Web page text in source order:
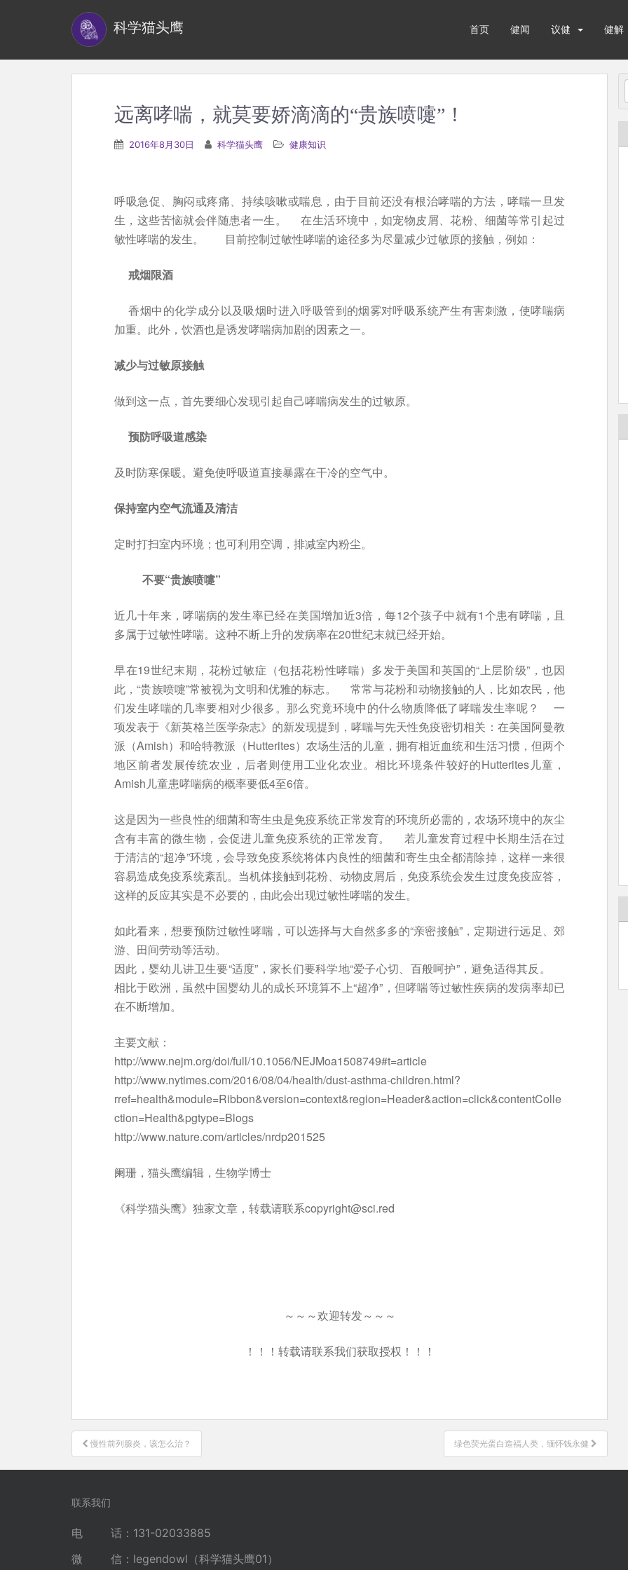
科学猫头鹰 首页 健闻 议健 健解
远离哮喘，就莫要娇滴滴的“贵族喷嚏”！
2016年8月30日 科学猫头鹰 健康知识
呼吸急促、胸闷或疼痛、持续咳嗽或喘息，由于目前还没有根治哮喘的方法，哮喘一旦发
生，这些苦恼就会伴随患者一生。 在生活环境中，如宠物皮屑、花粉、细菌等常引起过
敏性哮喘的发生。 目前控制过敏性哮喘的途径多为尽量减少过敏原的接触，例如：
戒烟限酒
香烟中的化学成分以及吸烟时进入呼吸管到的烟雾对呼吸系统产生有害刺激，使哮喘病
加重。此外，饮酒也是诱发哮喘病加剧的因素之一。
减少与过敏原接触
做到这一点，首先要细心发现引起自己哮喘病发生的过敏原。
预防呼吸道感染
及时防寒保暖。避免使呼吸道直接暴露在干冷的空气中。
保持室内空气流通及清洁
定时打扫室内环境；也可利用空调，排减室内粉尘。
不要“贵族喷嚏”
近几十年来，哮喘病的发生率已经在美国增加近3倍，每12个孩子中就有1个患有哮喘，且
多属于过敏性哮喘。这种不断上升的发病率在20世纪末就已经开始。
早在19世纪末期，花粉过敏症（包括花粉性哮喘）多发于美国和英国的“上层阶级”，也因
此，“贵族喷嚏”常被视为文明和优雅的标志。 常常与花粉和动物接触的人，比如农民，他
们发生哮喘的几率要相对少很多。那么究竟环境中的什么物质降低了哮喘发生率呢？ 一
项发表于《新英格兰医学杂志》的新发现提到，哮喘与先天性免疫密切相关：在美国阿曼教
派（Amish）和哈特教派（Hutterites）农场生活的儿童，拥有相近血统和生活习惯，但两个
地区前者发展传统农业，后者则使用工业化农业。相比环境条件较好的Hutterites儿童，
Amish儿童患哮喘病的概率要低4至6倍。
这是因为一些良性的细菌和寄生虫是免疫系统正常发育的环境所必需的，农场环境中的灰尘
含有丰富的微生物，会促进儿童免疫系统的正常发育。 若儿童发育过程中长期生活在过
于清洁的“超净”环境，会导致免疫系统将体内良性的细菌和寄生虫全都清除掉，这样一来很
容易造成免疫系统紊乱。当机体接触到花粉、动物皮屑后，免疫系统会发生过度免疫应答，
这样的反应其实是不必要的，由此会出现过敏性哮喘的发生。
如此看来，想要预防过敏性哮喘，可以选择与大自然多多的“亲密接触”，定期进行远足、郊
游、田间劳动等活动。
因此，婴幼儿讲卫生要“适度”，家长们要科学地“爱子心切、百般呵护”，避免适得其反。
相比于欧洲，虽然中国婴幼儿的成长环境算不上“超净”，但哮喘等过敏性疾病的发病率却已
在不断增加。
主要文献：
http://www.nejm.org/doi/full/10.1056/NEJMoa1508749#t=article
http://www.nytimes.com/2016/08/04/health/dust-asthma-children.html?
rref=health&module=Ribbon&version=context&region=Header&action=click&contentColle
ction=Health&pgtype=Blogs
http://www.nature.com/articles/nrdp201525
阑珊，猫头鹰编辑，生物学博士
《科学猫头鹰》独家文章，转载请联系copyright@sci.red
～～～欢迎转发～～～
！！！转载请联系我们获取授权！！！
文
章
导
慢性前列腺炎，该怎么治？ 绿色荧光蛋白造福人类，缅怀钱永健
联系我们
电 话：131-02033885
微 信：legendowl（科学猫头鹰01）